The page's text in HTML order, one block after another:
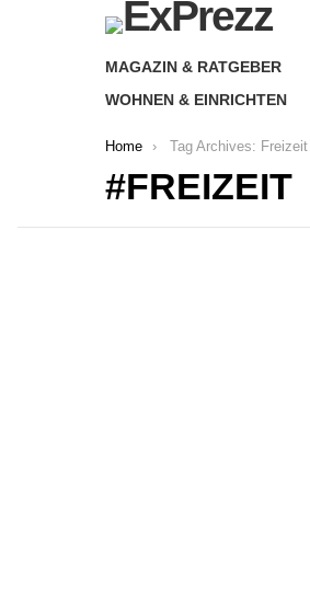
MAGAZIN & RATGEBER
WOHNEN & EINRICHTEN
You are here:
Home Tag Archives: Freizeit
FREIZEIT